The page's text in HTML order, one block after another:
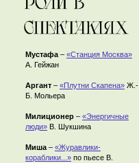
Мустафа – «Станция Москва»
А. Гейжан
Аргант – «Плутни Скапена» Ж.-
Б. Мольера
Милиционер – «Энергичные
люди» В. Шукшина
Миша – «Журавлики-
кораблики...» по пьесе В.